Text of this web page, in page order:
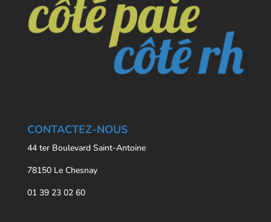
CONTACTEZ-NOUS
44 ter Boulevard Saint-Antoine
78150 Le Chesnay
01 39 23 02 60